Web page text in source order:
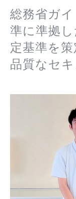
活用事
総務省ガ
準に準拠
定基準を
品質なセ